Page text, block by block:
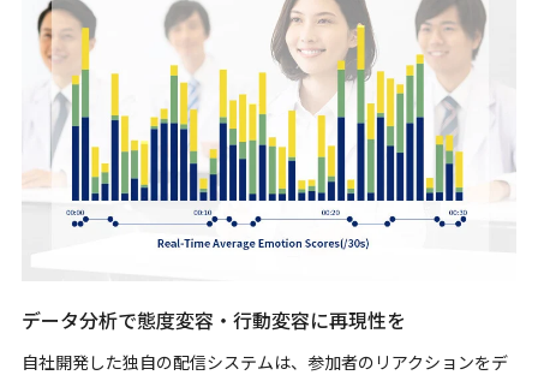
データ分析で態度変容・行動変容に再現性を
自社開発した独自の配信システムは、参加者のリアクションをデ